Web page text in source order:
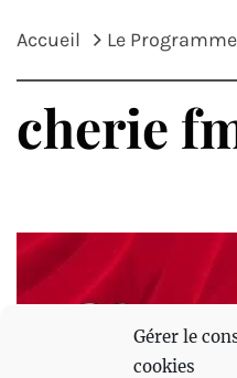
Gérer le
cookies
Accueil Le Programme
cherie